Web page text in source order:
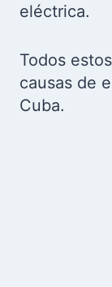
eléctrica.
Todos
causas de
Cuba.